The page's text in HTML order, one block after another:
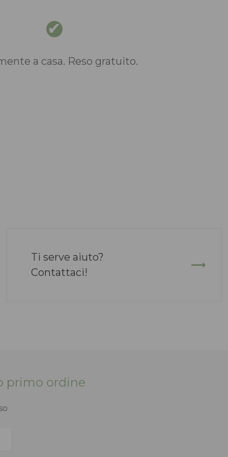
a casa. Reso gratuito.
Ti serve aiuto?
Contattaci!
primo ordine